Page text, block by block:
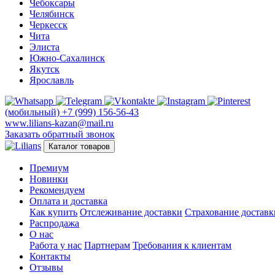
Чебоксары
Челябинск
Черкесск
Чита
Элиста
Южно-Сахалинск
Якутск
Ярославль
(мобильный) +7 (999) 156-56-43
www.lilians-kazan@mail.ru
Заказать обратный звонок
Каталог товаров
Премиум
Новинки
Рекомендуем
Оплата и доставка
Как купить Отслеживание доставки Страхование
Распродажа
О нас
Работа у нас Партнерам Требования к клиентам
Контакты
Отзывы